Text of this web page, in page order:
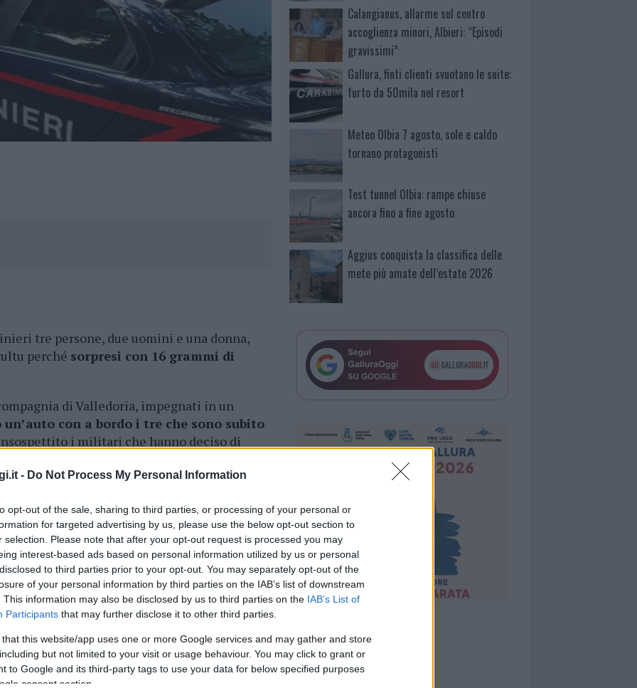
- Do Not Process My Personal Information
opt-out of the sale, sharing to third parties, or processing of your personal or
for targeted advertising by us, please use the below opt-out section to
selection. Please note that after your opt-out request is processed you may
interest-based ads based on personal information utilized by us or personal
to third parties prior to your opt-out. You may separately opt-out of the
of your personal information by third parties on the IAB’s list of downstream
This information may also be disclosed by us to third parties on the IAB’s List of
Participants that may further disclose it to other third parties.
that this website/app uses one or more Google services and may gather and store
but not limited to your visit or usage behaviour. You may click to grant or
to Google and its third-party tags to use your data for below specified purposes
consent section.
tre persone, due uomini e una donna,
perché sorpresi con 16 grammi di
di Valledoria, impegnati in un
con a bordo i tre che sono subito
i militari che hanno deciso di
perquisizione i carabinieri hanno
dosi.
presso le proprie abitazioni nell’attesa
gli arresti domiciliari per i due
la donna.
cliccando qui
Calangianus, allarme sul centro
accoglienza minori, Albieri: “Episodi
gravissimi”
Gallura, finti clienti svuotano le suite:
furto da 50mila nel resort
Meteo Olbia 7 agosto, sole e caldo
tornano protagonisti
Test tunnel Olbia: rampe chiuse
ancora fino a fine agosto
Aggius conquista la classifica delle
mete più amate dell’estate 2026